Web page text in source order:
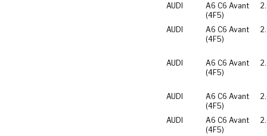
AUDI
A6 C6 Avant
(4F5)
AUDI
A6 C6 Avant
(4F5)
AUDI
A6 C6 Avant
(4F5)
AUDI
A6 C6 Avant
(4F5)
AUDI
A6 C6 Avant
(4F5)